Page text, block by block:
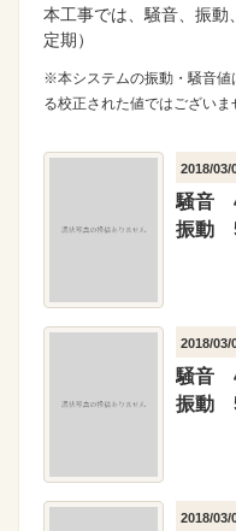
本工事では、騒音、振動
定期）
※本システムの振動・騒音値
る校正された値ではございま
2018/03/
騒音
振動
2018/03/
騒音
振動
2018/03/